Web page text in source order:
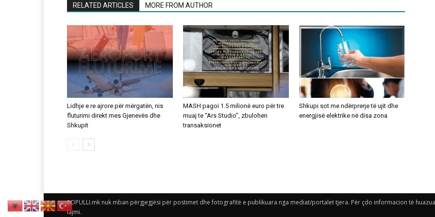
RELATED ARTICLES MORE FROM AUTHOR
Lidhje e re ajrore për mërgatën, nis
fluturimi direkt mes Gjenevës dhe
Shkupit
MASH pagoi 1.5 milionë euro për tre
muaj te “Ars Studio”, zbulohen
transaksionet
Shkupi sot me ndërprerje të ujit dhe
energjisë elektrike në disa zona
POPULLI.mk nuk mban përgjegjësi për postimet dhe fotografitë e publikuara nga mediat/portalet tjera. Për çdo informacion të
lajmi.